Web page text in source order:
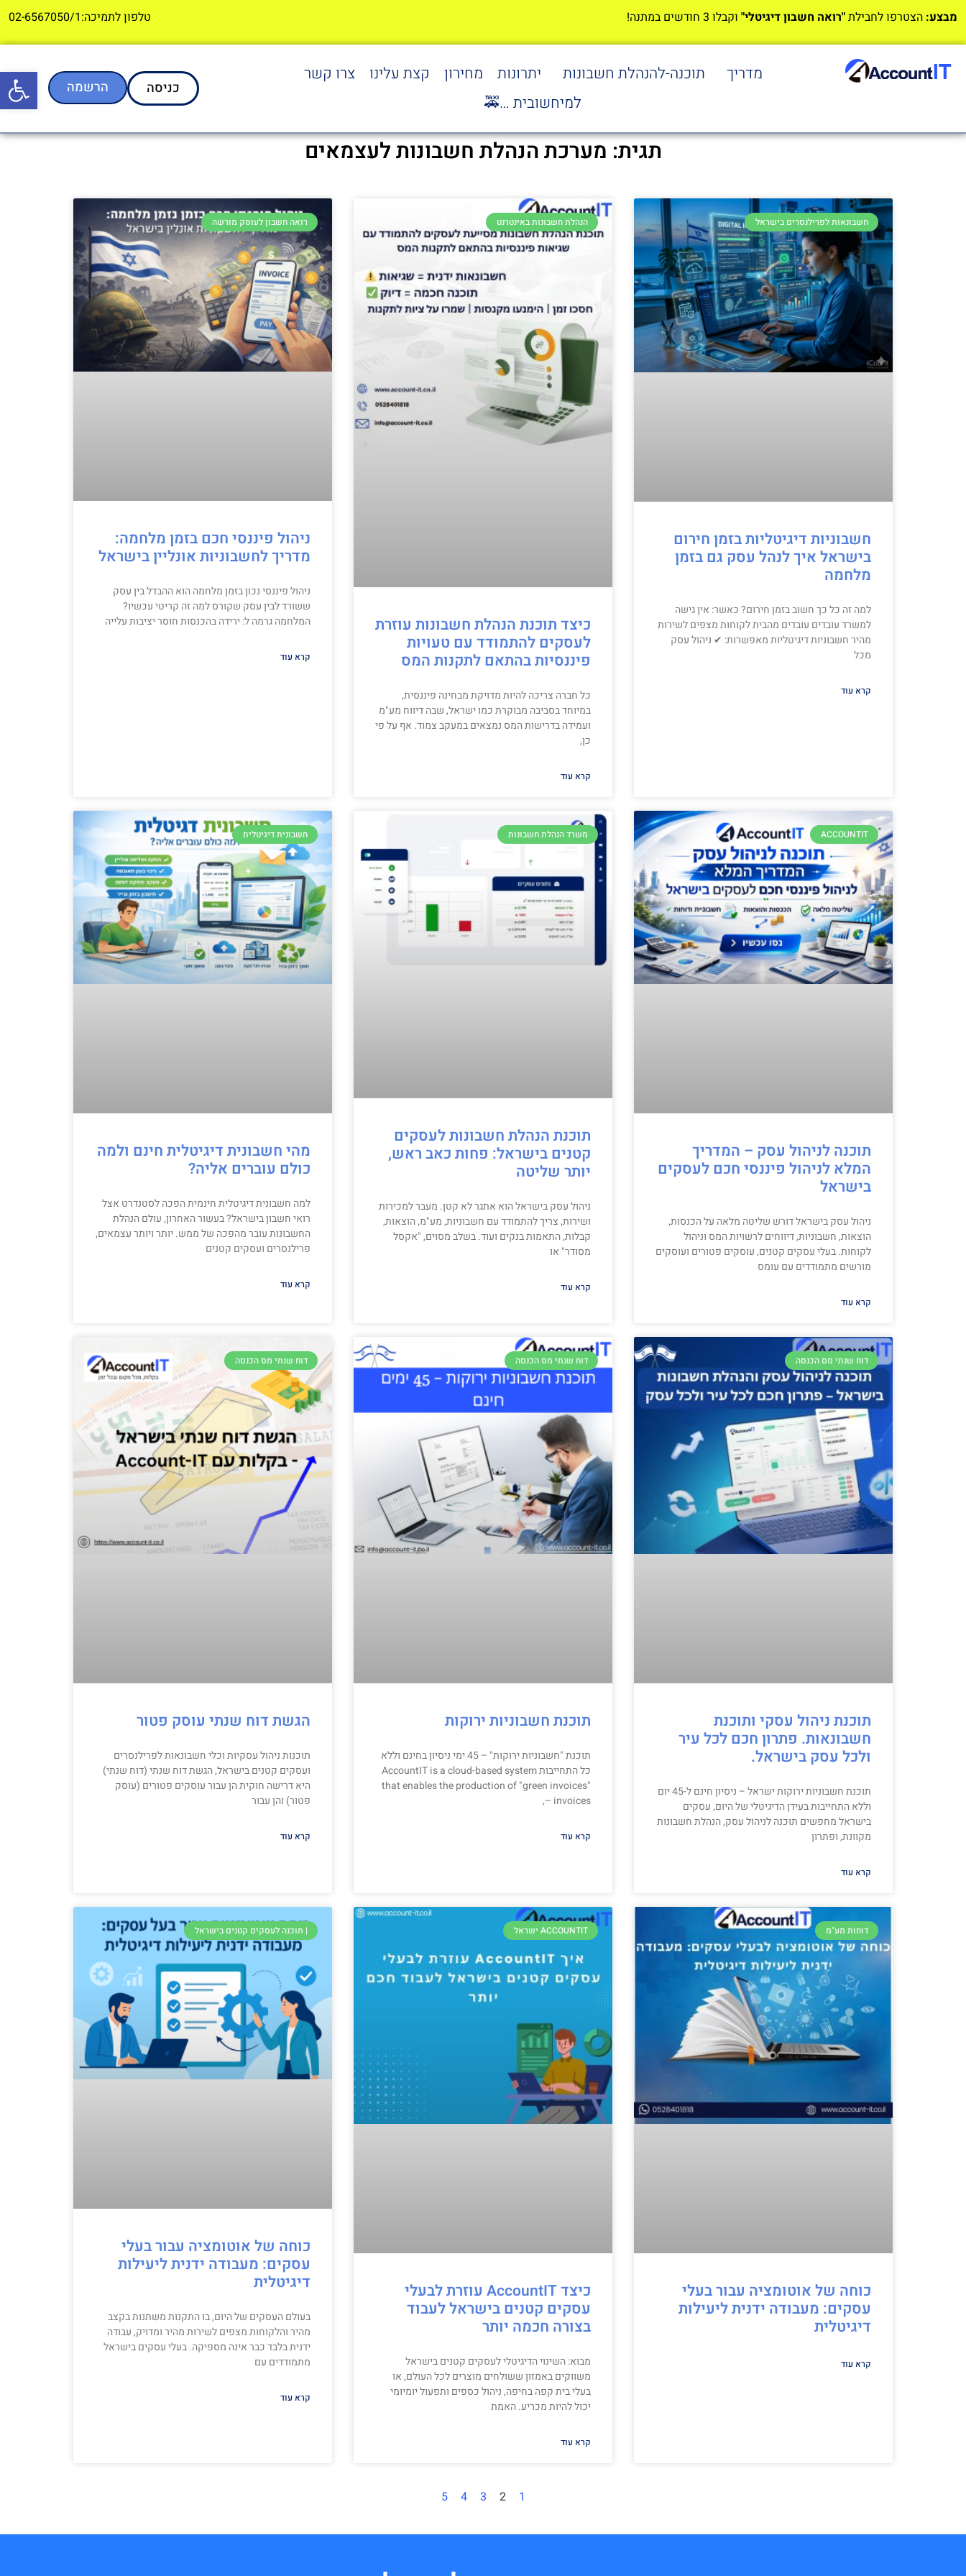
מבצע: הצטרפו לחבילת"רואה חשבון דיגיטלי" וקבלו 3 חודשים במתנה! טלפון לתמיכה:02-6567050/1
מדריך תוכנה-להנהלת חשבונות יתרונות מחירון קצת עלינו
צרו קשר
למיחשובית …🚕
כניסה הרשמה
תגית: מערכת הנהלת חשבונות לעצמאים
חשבונאות לפרילנסרים בישראל
חשבוניות דיגיטליות בזמן חירום
בישראל איך לנהל עסק גם בזמן
מלחמה
למה זה כל כך חשוב בזמן חירום? כאשר: אין גישה
למשרד עובדים עובדים מהבית לקוחות מצפים לשירות
מהיר חשבוניות דיגיטליות מאפשרות: ✔ ניהול עסק
מכל
קרא עוד
הנהלת חשבונות באינטרנט
כיצד תוכנת הנהלת חשבונות עוזרת
לעסקים להתמודד עם טעויות
פיננסיות בהתאם לתקנות המס
כל חברה צריכה להיות מדויקת מבחינה פיננסית,
במיוחד בסביבה מבוקרת כמו ישראל, שבה דיווח מע"מ
ועמידה בדרישות המס נמצאים במעקב צמוד. אף על פי
כן,
קרא עוד
רואה חשבון לעוסק מורשה
ניהול פיננסי חכם בזמן מלחמה:
מדריך לחשבוניות אונליין בישראל
ניהול פיננסי נכון בזמן מלחמה הוא ההבדל בין עסק
ששורד לבין עסק שקורס למה זה קריטי עכשיו?
המלחמה גרמה ל: ירידה בהכנסות חוסר יציבות עלייה
קרא עוד
ACCOUNTIT
תוכנה לניהול עסק – המדריך
המלא לניהול פיננסי חכם לעסקים
בישראל
ניהול עסק בישראל דורש שליטה מלאה על הכנסות,
הוצאות, חשבוניות, דיווחים לרשויות המס וניהול
לקוחות. בעלי עסקים קטנים, עוסקים פטורים ועוסקים
מורשים מתמודדים עם עומס
קרא עוד
משרד הנהלת חשבונות
תוכנת הנהלת חשבונות לעסקים
קטנים בישראל: פחות כאב ראש,
יותר שליטה
ניהול עסק בישראל הוא אתגר לא קטן. מעבר למכירות
ושירות, צריך להתמודד עם חשבוניות, מע"מ, הוצאות,
קבלות, התאמות בנקים ועוד. בשלב מסוים, "אקסל
מסודר" או
קרא עוד
חשבונית דיגיטלית
מהי חשבונית דיגיטלית חינם ולמה
כולם עוברים אליה?
למה חשבונית דיגיטלית חינמית הפכה לסטנדרט אצל
רואי חשבון בישראל? בעשור האחרון, עולם הנהלת
החשבונות עובר מהפכה של ממש. יותר ויותר עצמאים,
פרילנסרים ועסקים קטנים
קרא עוד
דוח שנתי מס הכנסה
תוכנת ניהול עסקי ותוכנת
חשבונאות. פתרון חכם לכל עיר
ולכל עסק בישראל.
תוכנת חשבוניות ירוקות ישראל – ניסיון חינם ל-45 יום
וללא התחייבות בעידן הדיגיטלי של היום, עסקים
בישראל מחפשים תוכנה לניהול עסק, הנהלת חשבונות
מקוונת, ופתרון
קרא עוד
דוח שנתי מס הכנסה
תוכנת חשבוניות ירוקות
תוכנת "חשבוניות ירוקות" – 45 ימי ניסיון בחינם וללא
כל התחייבות AccountIT is a cloud-based system
that enables the production of "green invoices"
– invoices,
קרא עוד
דוח שנתי מס הכנסה
הגשת דוח שנתי עוסק פטור
תוכנות ניהול עסקיות וכלי חשבונאות לפרילנסרים
ועסקים קטנים בישראל, הגשת דוח שנתי (דוח שנתי)
היא דרישה חוקית הן עבור עוסקים פטורים (עוסק
פטור) והן עבור
קרא עוד
דוחות מע"מ
כוחה של אוטומציה עבור בעלי
עסקים: מעבודה ידנית ליעילות
דיגיטלית
קרא עוד
ACCOUNTIT ישראל
כיצד AccountIT עוזרת לבעלי
עסקים קטנים בישראל לעבוד
בצורה חכמה יותר
מבוא: השינוי הדיגיטלי לעסקים קטנים בישראל
משווקים באמזון ששולחים מוצרים לכל העולם, או
בעלי בית קפה בחיפה, ניהול כספים ותפעול יומיומי
יכול להיות מכריע. האמת
קרא עוד
| תוכנה לעסקים קטנים בישראל
כוחה של אוטומציה עבור בעלי
עסקים: מעבודה ידנית ליעילות
דיגיטלית
בעולם העסקים של היום, בו התקנות משתנות בקצב
מהיר והלקוחות מצפים לשירות מהיר ומדויק, עבודה
ידנית בלבד כבר אינה מספיקה. בעלי עסקים בישראל
מתמודדים עם
קרא עוד
1
2
3
4
5
פתח